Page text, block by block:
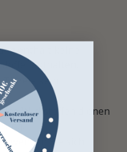
enthält keine
enthalten.
– kein
Wirkstoffen dienen
wenden Sie sich